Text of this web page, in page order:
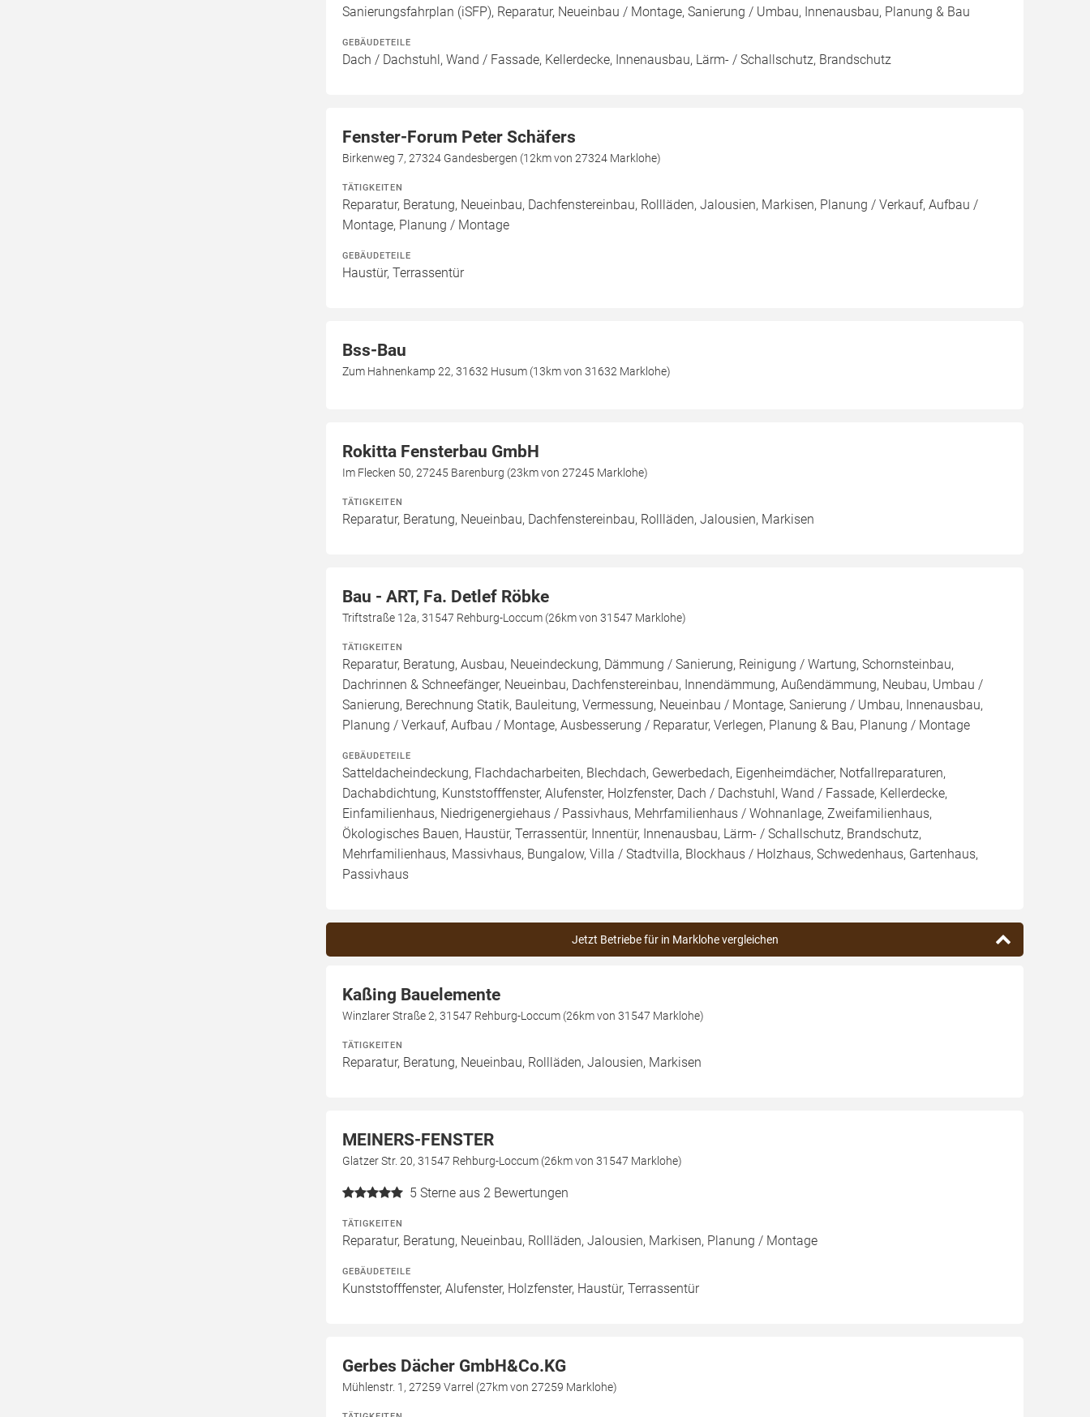
Sanierungsfahrplan (iSFP), Reparatur, Neueinbau / Montage, Sanierung / Umbau, Innenausbau, Planung & Bau
GEBÄUDETEILE
Dach / Dachstuhl, Wand / Fassade, Kellerdecke, Innenausbau, Lärm- / Schallschutz, Brandschutz
Fenster-Forum Peter Schäfers
Birkenweg 7, 27324 Gandesbergen (12km von 27324 Marklohe)
TÄTIGKEITEN
Reparatur, Beratung, Neueinbau, Dachfenstereinbau, Rollläden, Jalousien, Markisen, Planung / Verkauf, Aufbau /
Montage, Planung / Montage
GEBÄUDETEILE
Haustür, Terrassentür
Bss-Bau
Zum Hahnenkamp 22, 31632 Husum (13km von 31632 Marklohe)
Rokitta Fensterbau GmbH
Im Flecken 50, 27245 Barenburg (23km von 27245 Marklohe)
TÄTIGKEITEN
Reparatur, Beratung, Neueinbau, Dachfenstereinbau, Rollläden, Jalousien, Markisen
Bau - ART, Fa. Detlef Röbke
Triftstraße 12a, 31547 Rehburg-Loccum (26km von 31547 Marklohe)
TÄTIGKEITEN
Reparatur, Beratung, Ausbau, Neueindeckung, Dämmung / Sanierung, Reinigung / Wartung, Schornsteinbau,
Dachrinnen & Schneefänger, Neueinbau, Dachfenstereinbau, Innendämmung, Außendämmung, Neubau, Umbau /
Sanierung, Berechnung Statik, Bauleitung, Vermessung, Neueinbau / Montage, Sanierung / Umbau, Innenausbau,
Planung / Verkauf, Aufbau / Montage, Ausbesserung / Reparatur, Verlegen, Planung & Bau, Planung / Montage
GEBÄUDETEILE
Satteldacheindeckung, Flachdacharbeiten, Blechdach, Gewerbedach, Eigenheimdächer, Notfallreparaturen,
Dachabdichtung, Kunststofffenster, Alufenster, Holzfenster, Dach / Dachstuhl, Wand / Fassade, Kellerdecke,
Einfamilienhaus, Niedrigenergiehaus / Passivhaus, Mehrfamilienhaus / Wohnanlage, Zweifamilienhaus,
Ökologisches Bauen, Haustür, Terrassentür, Innentür, Innenausbau, Lärm- / Schallschutz, Brandschutz,
Mehrfamilienhaus, Massivhaus, Bungalow, Villa / Stadtvilla, Blockhaus / Holzhaus, Schwedenhaus, Gartenhaus,
Passivhaus
Jetzt Betriebe für in Marklohe vergleichen
Kaßing Bauelemente
Winzlarer Straße 2, 31547 Rehburg-Loccum (26km von 31547 Marklohe)
TÄTIGKEITEN
Reparatur, Beratung, Neueinbau, Rollläden, Jalousien, Markisen
MEINERS-FENSTER
Glatzer Str. 20, 31547 Rehburg-Loccum (26km von 31547 Marklohe)
5 Sterne aus 2 Bewertungen
TÄTIGKEITEN
Reparatur, Beratung, Neueinbau, Rollläden, Jalousien, Markisen, Planung / Montage
GEBÄUDETEILE
Kunststofffenster, Alufenster, Holzfenster, Haustür, Terrassentür
Gerbes Dächer GmbH&Co.KG
Mühlenstr. 1, 27259 Varrel (27km von 27259 Marklohe)